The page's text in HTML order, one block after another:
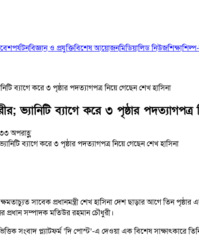
পর্যটনবিজ্ঞান ও প্রযুক্তিবিশেষ আয়োজনমিডিয়ালিড নিউজশিক্ষা
ব্যাগে করে ৩ পৃষ্ঠার পদত্যাগপত্র নিয়ে গেছেন শেখ হাসিনা
ভ্যানিটি ব্যাগে করে ৩ পৃষ্ঠার পদত্যাগপত্র
অপরাহ্ণ
সাবেক প্রধানমন্ত্রী শেখ হাসিনা দেশ ছাড়ার আগে তিন
প্রধান সম্পাদক মতিউর রহমান চৌধুরী।
সংবাদ প্ল্যাটফর্ম ‘দি পোস্ট’-এ দেওয়া এক বিশেষ সাক্ষাৎকারে